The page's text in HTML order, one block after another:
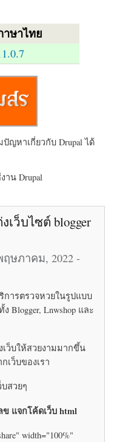
าษาไทย
ญหาเกี่ยวกับ Drupal ได้
น Drupal
ว็บไซต์ blogger
ฤษภาคม, 2022 -
ารตรวจหวยในรูปแบบ
Blogger, Lnwshop และ
ว็บให้สวยงามมากขึ้น
เว็บของเรา
สวยๆ
แจกโค้ดเว็บ html
width="100%"